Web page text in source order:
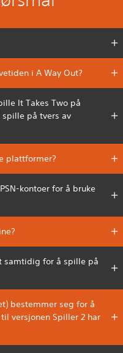
i A Way Out?
It Takes Two på
på tvers av
plattformer?
kontoer for å bruke
samtidig for å spille på
bestemmer seg for å
versjonen Spiller 2 har